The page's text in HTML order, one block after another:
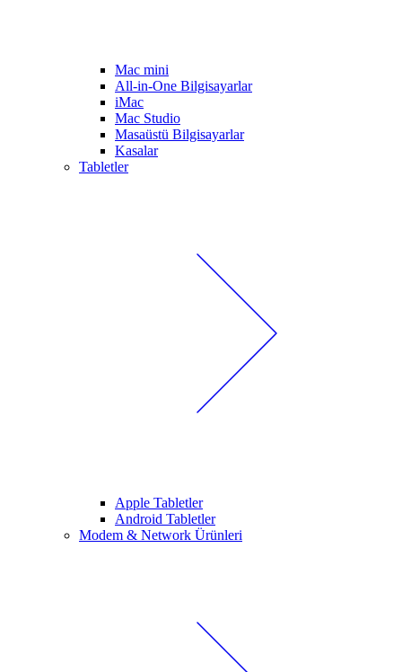
Mac mini
All-in-One Bilgisayarlar
iMac
Mac Studio
Masaüstü Bilgisayarlar
Kasalar
Tabletler
Apple Tabletler
Android Tabletler
Modem & Network Ürünleri